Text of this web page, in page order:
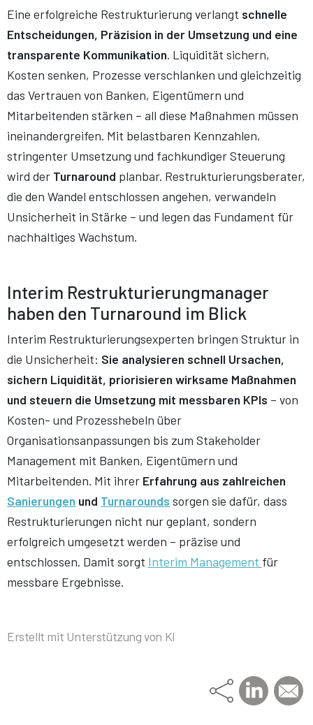
Eine erfolgreiche Restrukturierung verlangt schnelle
Entscheidungen, Präzision in der Umsetzung und eine
transparente Kommunikation. Liquidität sichern,
Kosten senken, Prozesse verschlanken und gleichzeitig
das Vertrauen von Banken, Eigentümern und
Mitarbeitenden stärken – all diese Maßnahmen müssen
ineinandergreifen. Mit belastbaren Kennzahlen,
stringenter Umsetzung und fachkundiger Steuerung
wird der Turnaround planbar. Restrukturierungsberater,
die den Wandel entschlossen angehen, verwandeln
Unsicherheit in Stärke – und legen das Fundament für
nachhaltiges Wachstum.
Interim Restrukturierungmanager
haben den Turnaround im Blick
Interim Restrukturierungsexperten bringen Struktur in
die Unsicherheit: Sie analysieren schnell Ursachen,
sichern Liquidität, priorisieren wirksame Maßnahmen
und steuern die Umsetzung mit messbaren KPIs – von
Kosten- und Prozesshebeln über
Organisationsanpassungen bis zum Stakeholder
Management mit Banken, Eigentümern und
Mitarbeitenden. Mit ihrer Erfahrung aus zahlreichen
Sanierungen und Turnarounds sorgen sie dafür, dass
Restrukturierungen nicht nur geplant, sondern
erfolgreich umgesetzt werden – präzise und
entschlossen. Damit sorgt Interim Management für
messbare Ergebnisse.
Erstellt mit Unterstützung von KI